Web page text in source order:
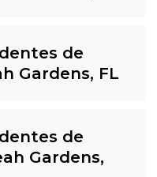
de
Gardens, FL
de
Gardens,